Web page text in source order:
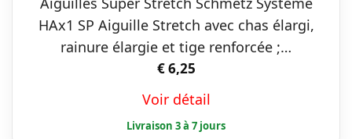
plusieurs
variations.
peuvent
être
HAx1 SP Aiguille Stretch avec chas élargi,
rainure élargie et tige renforcée ;…
€6,25
Voir détail